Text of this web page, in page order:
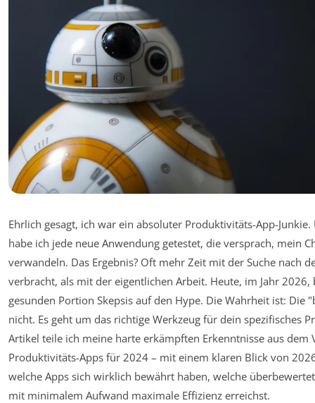
Ehrlich gesagt, ich war ein absoluter Produktivitäts-App-Junkie.
habe ich jede neue Anwendung getestet, die versprach, mein
verwandeln. Das Ergebnis? Oft mehr Zeit mit der Suche nach
verbracht, als mit der eigentlichen Arbeit. Heute, im Jahr
gesunden Portion Skepsis auf den Hype. Die Wahrheit ist: Die
nicht. Es geht um das richtige Werkzeug für dein spezifisches
Artikel teile ich meine harte erkämpften Erkenntnisse aus dem
Produktivitäts-Apps für 2024 – mit einem klaren Blick von
welche Apps sich wirklich bewährt haben, welche
mit minimalem Aufwand maximale Effizienz erreichst.